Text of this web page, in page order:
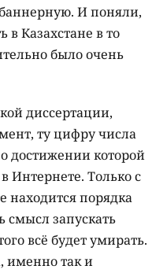
И поняли,
в Казахстане в то
было очень
диссертации,
ту цифру числа
достижении которой
Интернете. Только с
находится порядка
смысл запускать
всё будет умирать.
именно так и